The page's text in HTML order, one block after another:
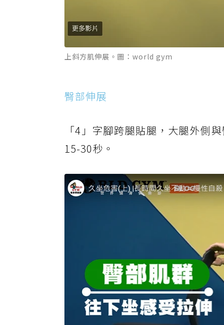
上斜方肌伸展。圖：world gym
臀部伸展
「4」字腳跨腿貼腿，大腿外側
15-30秒。